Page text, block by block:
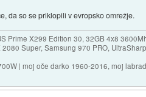
da so se priklopili v evropsko omrežje.
Prime X299 Edition 30, 32GB 4x8
2080 Super, Samsung 970 PRO,
| moj oče darko 1960-2016, moj